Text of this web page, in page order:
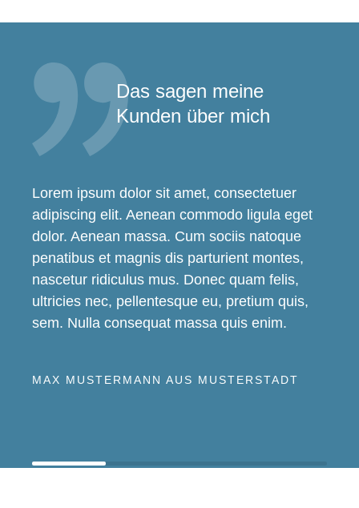
Das sagen meine
Kunden über mich
Lorem ipsum dolor sit amet, consectetuer
adipiscing elit. Aenean commodo ligula eget
dolor. Aenean massa. Cum sociis natoque
penatibus et magnis dis parturient montes,
nascetur ridiculus mus. Donec quam felis,
ultricies nec, pellentesque eu, pretium quis,
sem. Nulla consequat massa quis enim.
MAX MUSTERMANN AUS MUSTERSTADT